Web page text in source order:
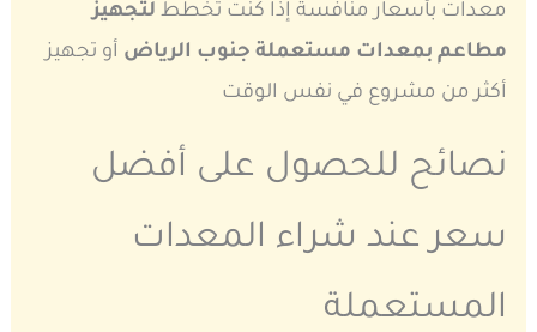
معدات بأسعار منافسة إذا كنت تخطط لتجهيز
مطاعم بمعدات مستعملة جنوب الرياض أو تجهيز
أكثر من مشروع في نفس الوقت
نصائح للحصول على أفضل
سعر عند شراء المعدات
المستعملة